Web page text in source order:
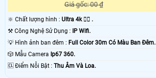
Giá gốc: 00 ₫
🔆 Chất lượng hình : Ultra 4k 👍🏾 .
⚒ Công Nghệ Sử Dụng :
IP Wifi.
💡 Hình ảnh ban đêm : Full Color 30m Có Màu Ban Ðêm.
🎲 Mẫu Camera Ip67 360.
️🆑 Điểm Nỗi Bật : Thu Âm Và Loa.